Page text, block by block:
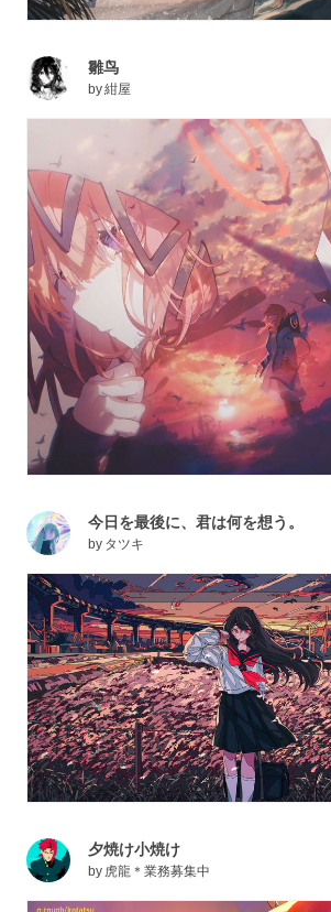
雛鸟
by紺屋
今日を最後に、君は何を想う。
by タツキ
夕焼け小焼け
by 虎龍＊業務募集中